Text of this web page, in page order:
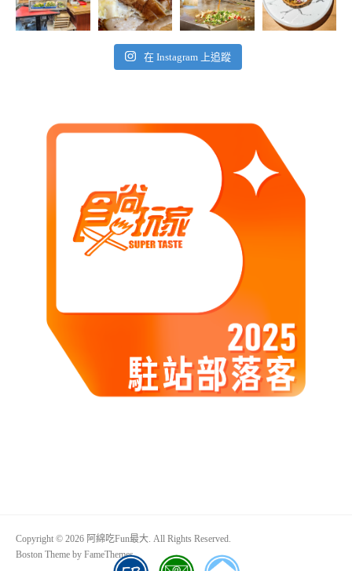
在 Instagram 上追蹤
Copyright © 2026 阿綿吃Fun最大. All Rights Reserved.
Boston Theme by FameThemes